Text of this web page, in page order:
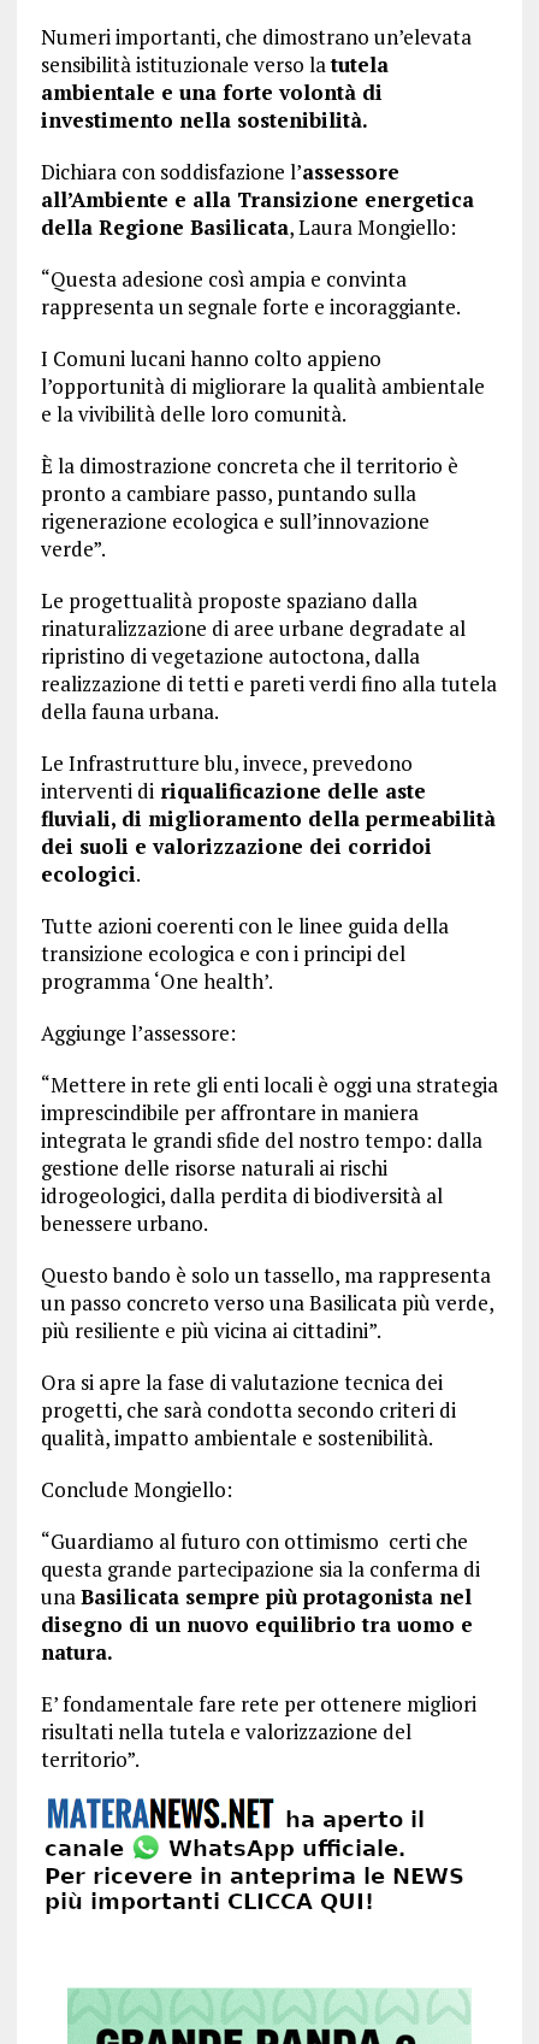
Numeri importanti, che dimostrano un’elevata
sensibilità istituzionale verso latutela
ambientale e una forte volontà di
investimento nella sostenibilità.
Dichiara con soddisfazione l’assessore
all’Ambiente e alla Transizione energetica
della Regione Basilicata, Laura Mongiello:
“Questa adesione così ampia e convinta
rappresenta un segnale forte e incoraggiante.
I Comuni lucani hanno colto appieno
l’opportunità di migliorare la qualità ambientale
e la vivibilità delle loro comunità.
È la dimostrazione concreta che il territorio è
pronto a cambiare passo, puntando sulla
rigenerazione ecologica e sull’innovazione
verde”.
Le progettualità proposte spaziano dalla
rinaturalizzazione di aree urbane degradate al
ripristino di vegetazione autoctona, dalla
realizzazione di tetti e pareti verdi fino alla tutela
della fauna urbana.
Le Infrastrutture blu, invece, prevedono
interventi diriqualificazione delle aste
fluviali, di miglioramento della permeabilità
dei suoli e valorizzazione dei corridoi
ecologici.
Tutte azioni coerenti con le linee guida della
transizione ecologica e con i principi del
programma ‘One health’.
Aggiunge l’assessore:
“Mettere in rete gli enti locali è oggi una strategia
imprescindibile per affrontare in maniera
integrata le grandi sfide del nostro tempo: dalla
gestione delle risorse naturali ai rischi
idrogeologici, dalla perdita di biodiversità al
benessere urbano.
Questo bando è solo un tassello, ma rappresenta
un passo concreto verso una Basilicata più verde,
più resiliente e più vicina ai cittadini”.
Ora si apre la fase di valutazione tecnica dei
progetti, che sarà condotta secondo criteri di
qualità, impatto ambientale e sostenibilità.
Conclude Mongiello:
“Guardiamo al futuro con ottimismo certi che
questa grande partecipazione sia la conferma di
unaBasilicata sempre più protagonista nel
disegno di un nuovo equilibrio tra uomo e
natura.
E’ fondamentale fare rete per ottenere migliori
risultati nella tutela e valorizzazione del
territorio”.